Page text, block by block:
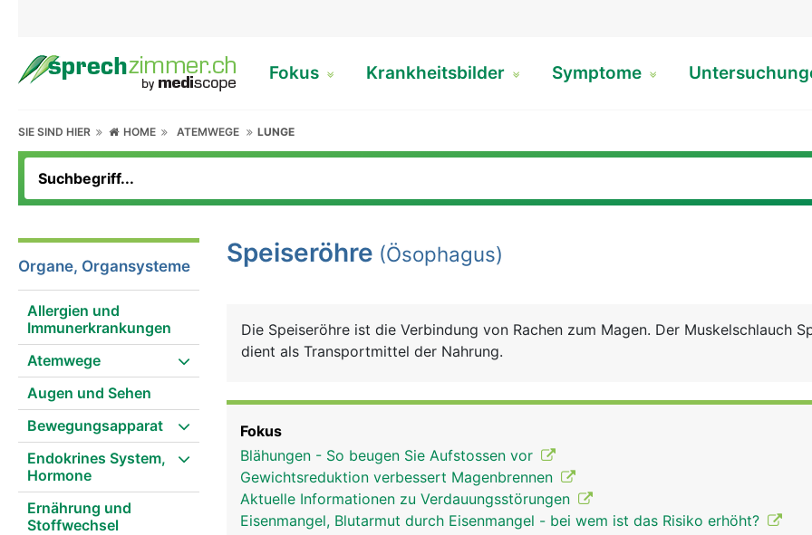
Fokus Krankheitsbilder Symptome
SIE SIND HIER HOME ATEMWEGE LUNGE
Organe, Organsysteme
Allergien und
Immunerkrankungen
Atemwege
Augen und Sehen
Bewegungsapparat
Endokrines System,
Hormone
Ernährung und
Stoffwechsel
Speiseröhre (Ösophagus)
Die Speiseröhre ist die Verbindung von Rachen zum Magen. Der Muskelschlauch
dient als Transportmittel der Nahrung.
Fokus
Blähungen - So beugen Sie Aufstossen vor
Gewichtsreduktion verbessert Magenbrennen
Aktuelle Informationen zu Verdauungsstörungen
Eisenmangel, Blutarmut durch Eisenmangel - bei wem ist das Risiko erhöht?